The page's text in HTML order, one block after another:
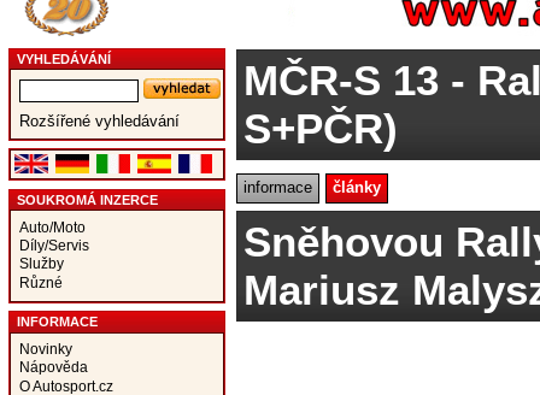
VYHLEDÁVÁNÍ
Rozšířené vyhledávání
SOUKROMÁ INZERCE
Auto/Moto
Díly/Servis
Služby
Různé
INFORMACE
Novinky
Nápověda
O Autosport.cz
MČR-S 13-
S+PČR)
informace články
Sněhovou
Mariusz